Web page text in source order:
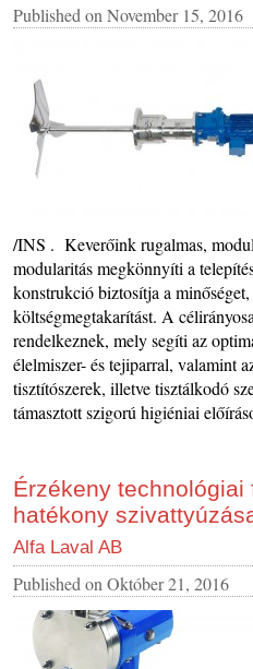
Published on November 15, 2016
/INS . Keverőink rugalmas,
modularitás megkönnyíti a
konstrukció biztosítja a
költségmegtakarítást. A
rendelkeznek, mely segíti az
élelmiszer- és tejiparral, valamint
tisztítószerek, illetve tisztálkodó
támasztott szigorú higiéniai
Érzékeny
hatékony
Alfa Laval AB
Published on Október 21, 2016